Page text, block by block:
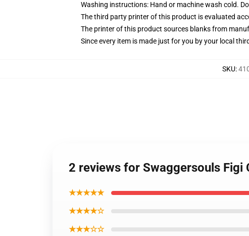
Washing instructions: Hand or machine wash cold.
The third party printer of this product is evaluated
The printer of this product sources blanks from
Since every item is made just for you by your local
SKU:
2 reviews for Swaggersouls Figi
★★★★★
★★★★☆
★★★☆☆